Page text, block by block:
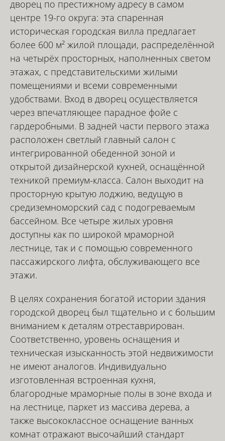
дворец по престижному адресу в самом
центре 19-го округа: эта спаренная
историческая городская вилла предлагает
более 600 м² жилой площади, распределённой
на четырёх просторных, наполненных светом
этажах, с представительскими жилыми
помещениями и всеми современными
удобствами. Вход в дворец осуществляется
через впечатляющее парадное фойе с
гардеробными. В задней части первого этажа
расположен светлый главный салон с
интегрированной обеденной зоной и
открытой дизайнерской кухней, оснащённой
техникой премиум-класса. Салон выходит на
просторную крытую лоджию, ведущую в
средиземноморский сад с подогреваемым
бассейном. Все четыре жилых уровня
доступны как по широкой мраморной
лестнице, так и с помощью современного
пассажирского лифта, обслуживающего все
этажи.
В целях сохранения богатой истории здания
городской дворец был тщательно и с большим
вниманием к деталям отреставрирован.
Соответственно, уровень оснащения и
техническая изысканность этой недвижимости
не имеют аналогов. Индивидуально
изготовленная встроенная кухня,
благородные мраморные полы в зоне входа и
на лестнице, паркет из массива дерева, а
также высококлассное оснащение ванных
комнат отражают высочайший стандарт